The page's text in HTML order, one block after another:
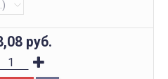
руб.